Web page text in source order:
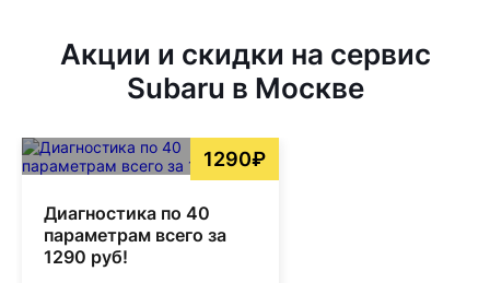
Акции и скидки на сервис
Subaru в Москве
1290₽
Диагностика по 40
параметрам всего за
1290 руб!